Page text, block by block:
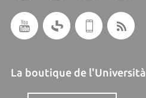
La boutique de l'Università